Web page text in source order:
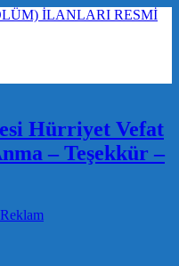
Hürriyet Vefat
– Teşekkür –